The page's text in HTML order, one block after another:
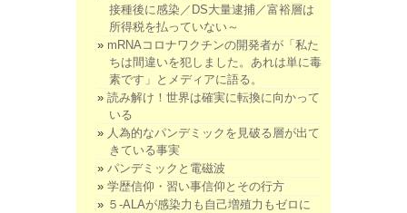
接種後に感染／DS大量逮捕／富裕層は
所得税を払っていない～
mRNAコロナワクチンの開発者が「私た
ちは間違いを犯しました。あれは単に毒
素です」とメディアに語る。
読み解け！世界は確実に転換に向かって
いる
人為的なパンデミックを見破る層が出て
きている事実
パンデミックと電磁波
学歴信仰・習い事信仰とその行方
５-ALAが感染力も自己増殖力もゼロに